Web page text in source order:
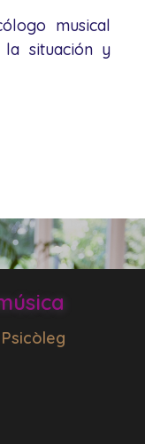
musical
situación y